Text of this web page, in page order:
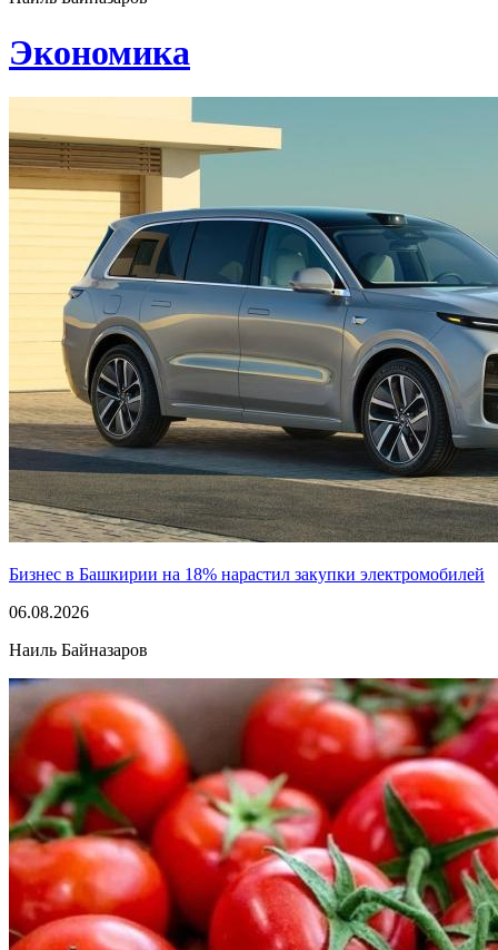
Экономика
Бизнес в Башкирии на 18% нарастил закупки электромобилей
06.08.2026
Наиль Байназаров